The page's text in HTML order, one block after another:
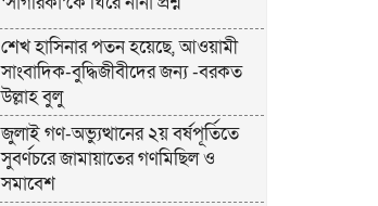
শেখ হাসিনার পতন হয়েছে, আওয়ামী
সাংবাদিক-বুদ্ধিজীবীদের জন্য -বরকত
উল্লাহ বুলু
জুলাই গণ-অভ্যুত্থানের ২য় বর্ষপূর্তিতে
সুবর্ণচরে জামায়াতের গণমিছিল ও
সমাবেশ